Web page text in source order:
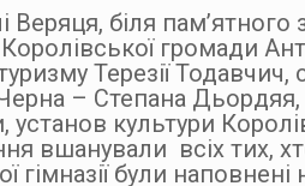
Веряця, біля
Королівської громади
Терезії
– Степана Дьордяя,
установ культури
вшанували всіх тих,
гімназії були